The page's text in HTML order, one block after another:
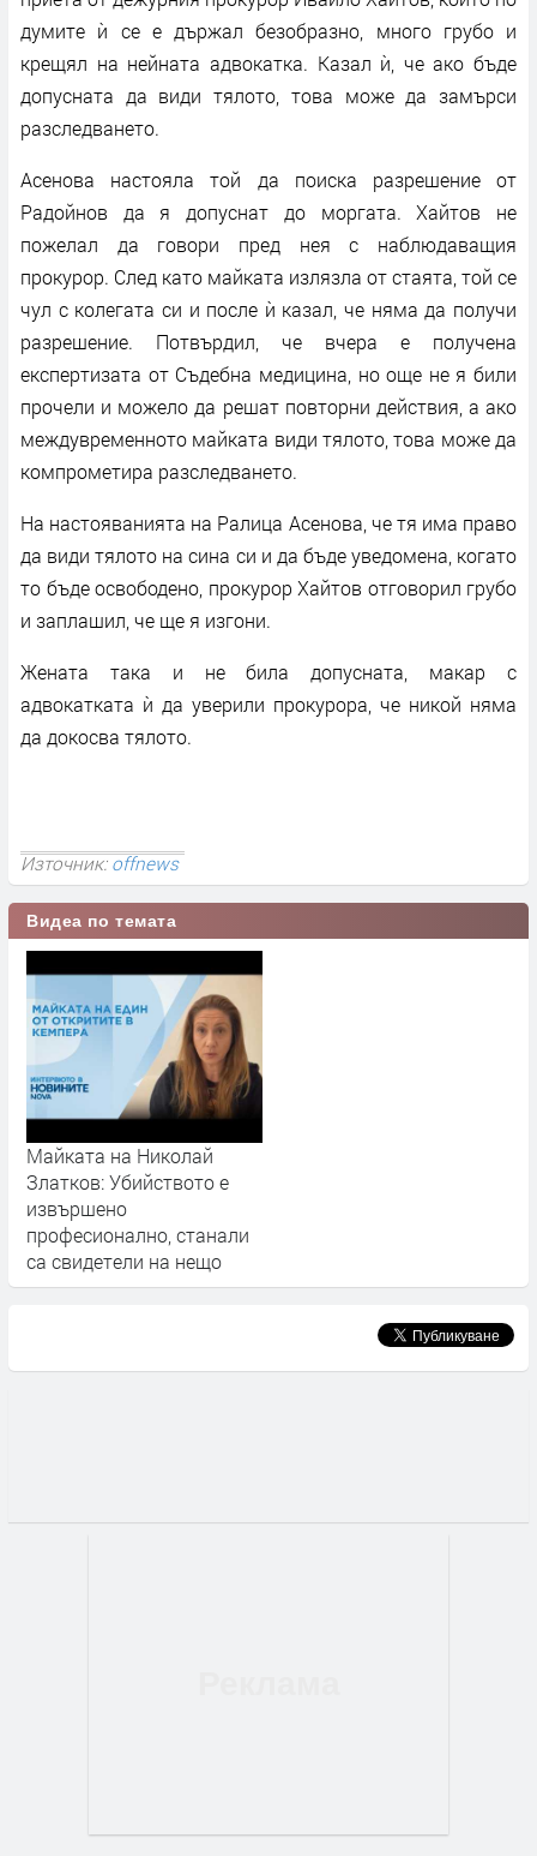
думите ѝ се е държал безобразно, много грубо и
крещял на нейната адвокатка. Казал ѝ, че ако бъде
допусната да види тялото, това може да замърси
разследването.
Асенова настояла той да поиска разрешение от
Радойнов да я допуснат до моргата. Хайтов не
пожелал да говори пред нея с наблюдаващия
прокурор. След като майката излязла от стаята, той се
чул с колегата си и после ѝ казал, че няма да получи
разрешение. Потвърдил, че вчера е получена
експертизата от Съдебна медицина, но още не я били
прочели и можело да решат повторни действия, а ако
междувременното майката види тялото, това може да
компрометира разследването.
На настояванията на Ралица Асенова, че тя има право
да види тялото на сина си и да бъде уведомена, когато
то бъде освободено, прокурор Хайтов отговорил грубо
и заплашил, че ще я изгони.
Жената така и не била допусната, макар с
адвокатката ѝ да уверили прокурора, че никой няма
да докосва тялото.
Източник:offnews
Видеа по темата
Майката на Николай
Златков: Убийството е
извършено
професионално, станали
са свидетели на нещо